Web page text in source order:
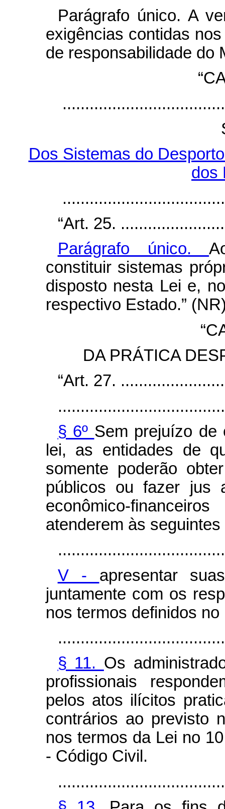
Parágrafo único. A
exigências contidas
de responsabilidade do
Dos Sistemas do
dos
“Art. 25.
Parágrafo único.
constituir sistemas
disposto nesta Lei e,
respectivo Estado.”
DA PRÁTICA
“Art. 27.
§ 6º Sem prejuízo de
lei, as entidades de
somente poderão
públicos ou fazer jus
econômico-
atenderem às
V - apresentar
juntamente com os
nos termos definidos
§ 11. Os
profissionais
pelos atos ilícitos
contrários ao previsto
nos termos da Lei no
- Código Civil.